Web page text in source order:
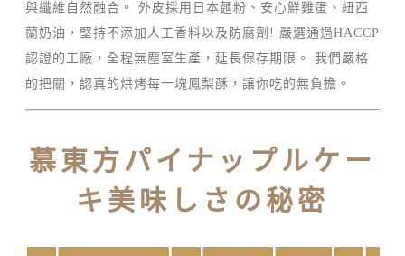
與纖維自然融合。 外皮採用日本麵粉、安心鮮雞蛋、紐西
蘭奶油，堅持不添加人工香料以及防腐劑! 嚴選通過HACCP
認證的工廠，全程無塵室生產，延長保存期限。 我們嚴格
的把關，認真的烘烤每一塊鳳梨酥，讓你吃的無負擔。
慕東方パイナップルケー
キ美味しさの秘密